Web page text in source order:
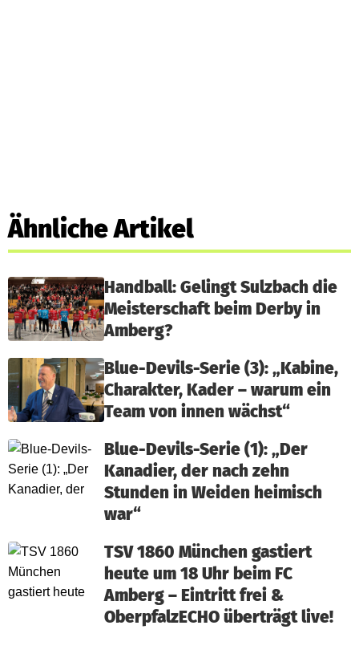
Ähnliche Artikel
Handball: Gelingt Sulzbach die
Meisterschaft beim Derby in
Amberg?
Blue-Devils-Serie (3): „Kabine,
Charakter, Kader – warum ein
Team von innen wächst“
Blue-Devils-Serie (1): „Der
Kanadier, der nach zehn
Stunden in Weiden heimisch
war“
TSV 1860 München gastiert
heute um 18 Uhr beim FC
Amberg – Eintritt frei &
OberpfalzECHO überträgt live!